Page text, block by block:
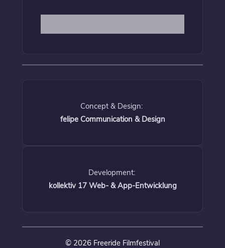
Concept & Design:
felipe Communication & Design
Development:
kollektiv 17 Web- & App-Entwicklung
© 2026 Freeride Filmfestival